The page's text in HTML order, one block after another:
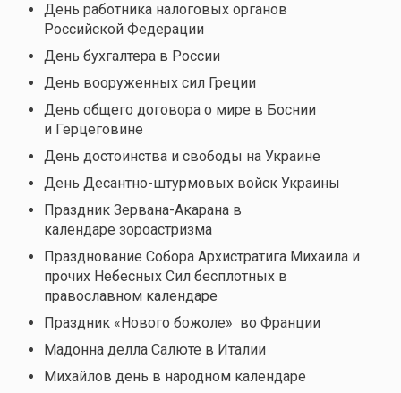
День работника налоговых органов
Российской Федерации
День бухгалтера в России
День вооруженных сил Греции
День общего договора о мире в Боснии
и Герцеговине
День достоинства и свободы на Украине
День Десантно-штурмовых войск Украины
Праздник Зервана-Акарана в
календаре зороастризма
Празднование Собора Архистратига Михаила и
прочих Небесных Сил бесплотных в
православном календаре
Праздник «Нового божоле» во Франции
Мадонна делла Салюте в Италии
Михайлов день в народном календаре